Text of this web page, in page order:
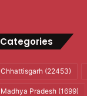
Categories
Chhattisgarh(22453)
Madhya Pradesh(1699)